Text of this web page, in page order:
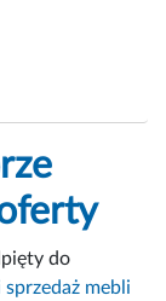
do
sprzedaż mebli